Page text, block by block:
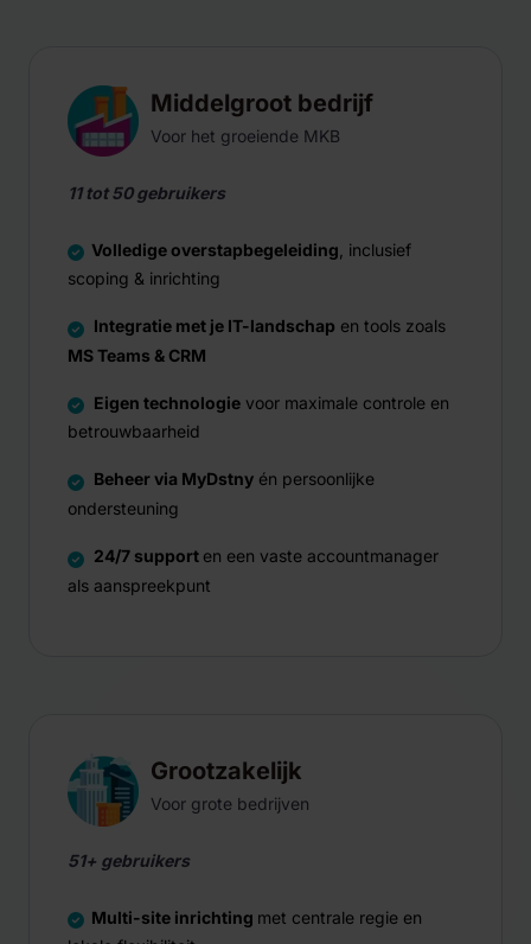
Middelgroot bedrijf
Voor het groeiende MKB
11 tot 50 gebruikers
Volledige overstapbegeleiding , inclusief
scoping & inrichting
Integratie met je IT-landschap en tools zoals
MS Teams & CRM
Eigen technologie voor maximale controle en
betrouwbaarheid
Beheer via MyDstny én persoonlijke
ondersteuning
24/7 support en een vaste accountmanager
als aanspreekpunt
Grootzakelijk
Voor grote bedrijven
51+ gebruikers
Multi-site inrichting met centrale regie en